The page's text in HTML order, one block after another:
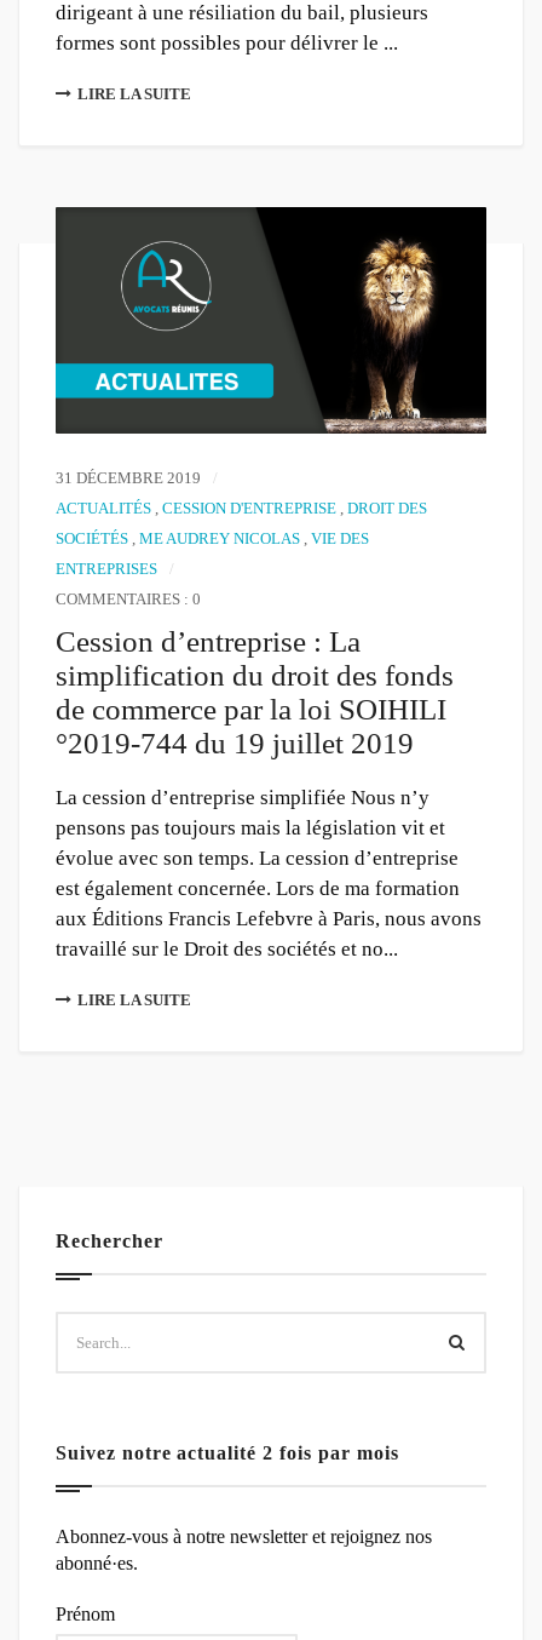
dirigeant à une résiliation du bail, plusieurs
formes sont possibles pour délivrer le ...
LIRE LA SUITE
31 DÉCEMBRE 2019
ACTUALITÉS , CESSION D'ENTREPRISE , DROIT DES
SOCIÉTÉS , ME AUDREY NICOLAS , VIE DES
ENTREPRISES
COMMENTAIRES : 0
Cession d’entreprise : La
simplification du droit des fonds
de commerce par la loi SOIHILI
°2019-744 du 19 juillet 2019
La cession d’entreprise simplifiée Nous n’y
pensons pas toujours mais la législation vit et
évolue avec son temps. La cession d’entreprise
est également concernée. Lors de ma formation
aux Éditions Francis Lefebvre à Paris, nous avons
travaillé sur le Droit des sociétés et no...
LIRE LA SUITE
Rechercher
Suivez notre actualité 2 fois par mois
Abonnez-vous à notre newsletter et rejoignez nos
abonné·es.
Prénom